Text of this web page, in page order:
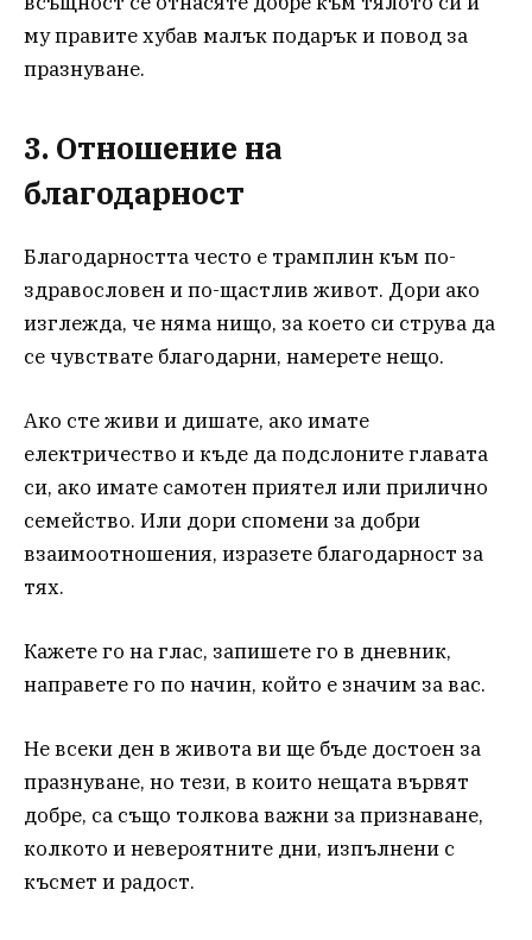
му правите хубав малък подарък и повод за
празнуване.
3. Отношение на
благодарност
Благодарността често е трамплин към по-
здравословен и по-щастлив живот. Дори ако
изглежда, че няма нищо, за което си струва да
се чувствате благодарни, намерете нещо.
Ако сте живи и дишате, ако имате
електричество и къде да подслоните главата
си, ако имате самотен приятел или прилично
семейство. Или дори спомени за добри
взаимоотношения, изразете благодарност за
тях.
Кажете го на глас, запишете го в дневник,
направете го по начин, който е значим за вас.
Не всеки ден в живота ви ще бъде достоен за
празнуване, но тези, в които нещата вървят
добре, са също толкова важни за признаване,
колкото и невероятните дни, изпълнени с
късмет и радост.